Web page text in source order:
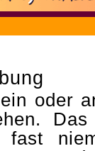
oder
fast